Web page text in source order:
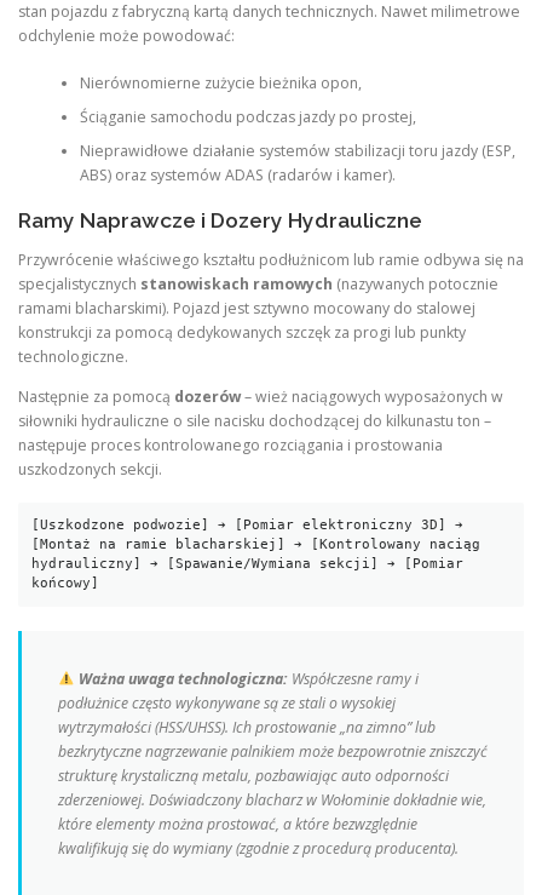
stan pojazdu z fabryczną kartą danych technicznych. Nawet milimetrowe
odchylenie może powodować:
Nierównomierne zużycie bieżnika opon,
Ściąganie samochodu podczas jazdy po prostej,
Nieprawidłowe działanie systemów stabilizacji toru jazdy (ESP,
ABS) oraz systemów ADAS (radarów i kamer).
Ramy Naprawcze i Dozery Hydrauliczne
Przywrócenie właściwego kształtu podłużnicom lub ramie odbywa się na
specjalistycznych stanowiskach ramowych (nazywanych potocznie
ramami blacharskimi). Pojazd jest sztywno mocowany do stalowej
konstrukcji za pomocą dedykowanych szczęk za progi lub punkty
technologiczne.
Następnie za pomocą dozerów– wież naciągowych wyposażonych w
siłowniki hydrauliczne o sile nacisku dochodzącej do kilkunastu ton –
następuje proces kontrolowanego rozciągania i prostowania
uszkodzonych sekcji.
[Uszkodzone podwozie] ➔ [Pomiar elektroniczny 3D] ➔
[Montaż na ramie blacharskiej] ➔ [Kontrolowany naciąg
hydrauliczny] ➔ [Spawanie/Wymiana sekcji] ➔ [Pomiar
Ważna uwaga technologiczna:Współczesne ramy i
podłużnice często wykonywane są ze stali o wysokiej
wytrzymałości (HSS/UHSS). Ich prostowanie „na zimno” lub
bezkrytyczne nagrzewanie palnikiem może bezpowrotnie zniszczyć
strukturę krystaliczną metalu, pozbawiając auto odporności
zderzeniowej. Doświadczony blacharz w Wołominie dokładnie wie,
które elementy można prostować, a które bezwzględnie
kwalifikują się do wymiany (zgodnie z procedurą producenta).